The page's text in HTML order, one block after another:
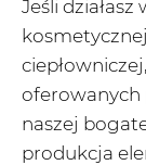
Jeśli
oferowanych
naszej
produkcja